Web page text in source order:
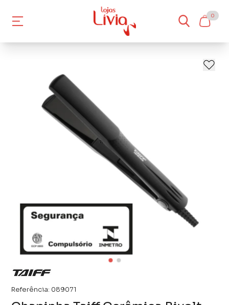
0
Referência: 089071